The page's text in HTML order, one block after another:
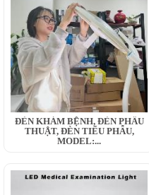
ĐÈN KHÁM BỆNH, ĐÈN PHẪU
THUẬT, ĐÈN TIỂU PHẪU,
MODEL:...